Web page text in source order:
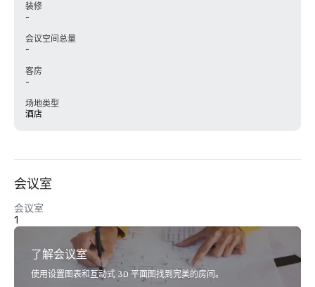
装修
-
会议空间总量
-
客房
-
场地类型
酒店
会议室
会议室
1
了解会议室
使用设置图表和互动式 3D 平面图找到完美的房间。